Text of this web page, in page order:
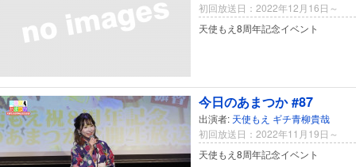
初回放送日：2022年12月16日～
天使もえ8周年記念イベント
今日のあまつか #87
出演者: 天使もえ ギチ青柳貴哉
初回放送日：2022年11月19日～
天使もえ8周年記念イベント